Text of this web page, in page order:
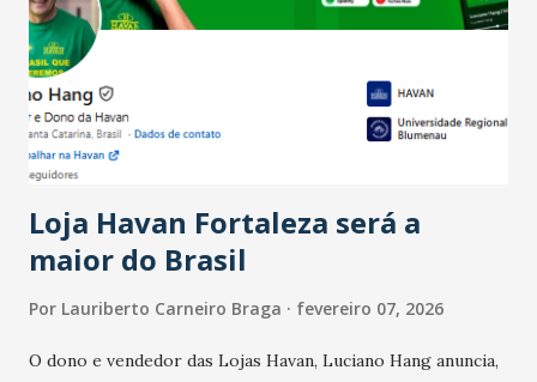
bares e restaurantes operaram com lucro e outros 40%
registraram equilíbrio financeiro. Já o percentual de
estabelecimentos no prejuízo ficou em 19%, pouco abaixo
do observado no mês anterior. Outros 1% não existiam em
novembro. Em relação a outubro, o faturamento também
Loja Havan Fortaleza será a
maior do Brasil
Por Lauriberto Carneiro Braga fevereiro 07, 2026
O dono e vendedor das Lojas Havan, Luciano Hang anuncia,